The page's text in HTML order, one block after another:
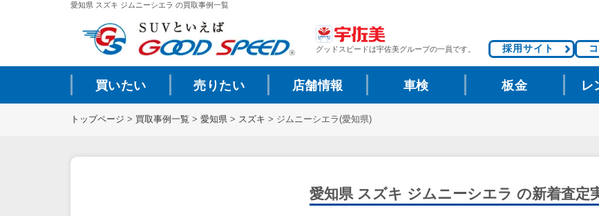
愛知県 スズキ ジムニーシエラ の買取事例一覧
グッドスピードは宇佐美グループの一員です。 採用サイト
買いたい 売りたい 店舗情報 車検 板金 レ
トップページ > 買取事例一覧 > 愛知県 > スズキ > ジムニーシエラ(愛知県)
愛知県 スズキ ジムニーシエラ の新着査定